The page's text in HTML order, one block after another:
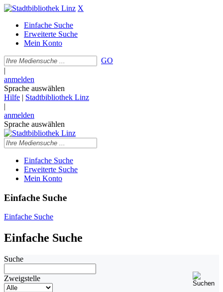
X
Einfache Suche
Erweiterte Suche
Mein Konto
GO
|
anmelden
Sprache auswählen
Hilfe | Stadtbibliothek Linz
|
anmelden
Sprache auswählen
Einfache Suche
Erweiterte Suche
Mein Konto
Einfache Suche
Einfache Suche
Einfache Suche
Suche
Zweigstelle